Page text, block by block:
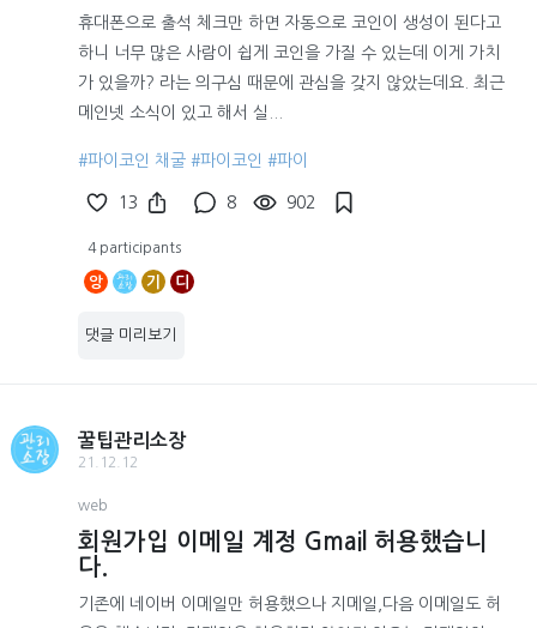
휴대폰으로 출석 체크만 하면 자동으로 코인이 생성이 된다고
하니 너무 많은 사람이 쉽게 코인을 가질 수 있는데 이게 가치
가 있을까? 라는 의구심 때문에 관심을 갖지 않았는데요. 최근
메인넷 소식이 있고 해서 실...
#파이코인 채굴 #파이코인 #파이
13 8 902
4 participants
앙 기 디
댓글 미리보기
꿀팁관리소장
21.12.12
web
회원가입 이메일 계정 Gmail 허용했습니
다.
기존에 네이버 이메일만 허용했으나 지메일,다음 이메일도 허